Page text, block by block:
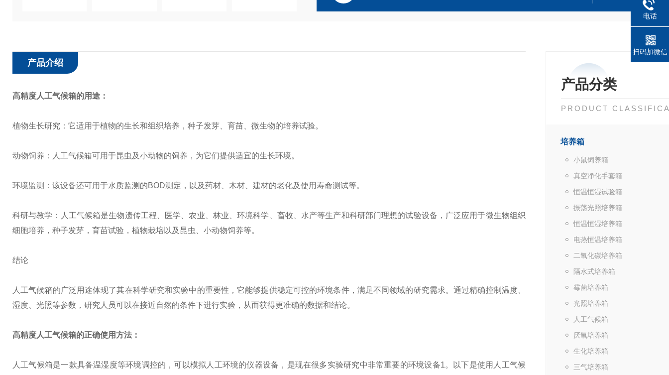
产品分类
PRODUCT
培养箱
小鼠饲养箱
真空净化手套箱
恒温恒湿试验箱
振荡光照培养箱
恒温恒湿培养箱
电热恒温培养箱
二氧化碳培养箱
隔水式培养箱
霉菌培养箱
光照培养箱
人工气候箱
厌氧培养箱
生化培养箱
三气培养箱
产品介绍
高精度人工气候箱的用途：
植物生长研究：它适用于植物的生长和组织培养，种子发芽、育苗、微生物的培养试验。
动物饲养：人工气候箱可用于昆虫及小动物的饲养，为它们提供适宜的生长环境。
环境监测：该设备还可用于水质监测的BOD测定，以及药材、木材、建材的老化及使用寿命测试等。
科研与教学：人工气候箱是生物遗传工程、医学、农业、林业、环境科学、畜牧、水产等生产和科研部门理想的试验设备，广泛应用于微生物组织
细胞培养，种子发芽，育苗试验，植物栽培以及昆虫、小动物饲养等。
结论
人工气候箱的广泛用途体现了其在科学研究和实验中的重要性，它能够提供稳定可控的环境条件，满足不同领域的研究需求。通过精确控制温度、
湿度、光照等参数，研究人员可以在接近自然的条件下进行实验，从而获得更准确的数据和结论。
高精度人工气候箱的正确使用方法：
人工气候箱是一款具备温湿度等环境调控的，可以模拟人工环境的仪器设备，是现在很多实验研究中非常重要的环境设备1。以下是使用人工气候
电话
扫码加微信